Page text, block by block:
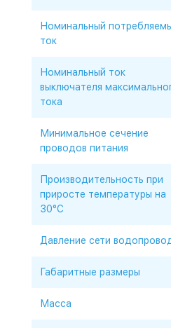
Номинальный
ток
Номинальный ток
выключателя
тока
Минимальное сечение
проводов питания
Производительность при
приросте температуры на
30°C
Давление сети
Габаритные размеры
Масса